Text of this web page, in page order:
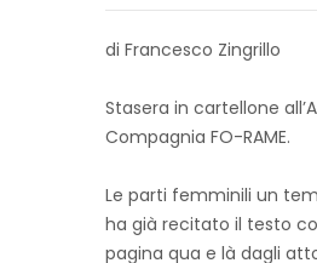
di Francesco Zingrillo
Stasera in cartellone
Compagnia FO-RAME.
Le parti femminili un
ha già recitato il testo
pagina qua e là dagli